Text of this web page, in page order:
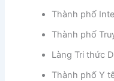
Thành phố
Thành phố
Làng Tri thức
Thành phố Y